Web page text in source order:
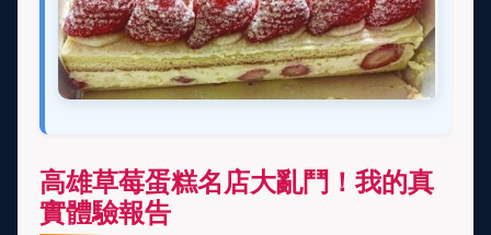
高雄草莓蛋糕名店大亂鬥！我的真
實體驗報告